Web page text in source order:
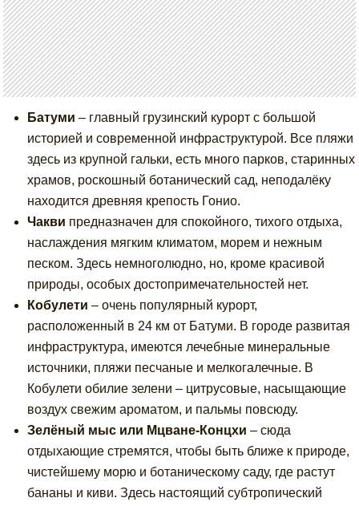
Батуми – главный грузинский курорт с большой
историей и современной инфраструктурой. Все пляжи
здесь из крупной гальки, есть много парков, старинных
храмов, роскошный ботанический сад, неподалёку
находится древняя крепость Гонио.
Чакви предназначен для спокойного, тихого отдыха,
наслаждения мягким климатом, морем и нежным
песком. Здесь немноголюдно, но, кроме красивой
природы, особых достопримечательностей нет.
Кобулети – очень популярный курорт,
расположенный в 24 км от Батуми. В городе развитая
инфраструктура, имеются лечебные минеральные
источники, пляжи песчаные и мелкогалечные. В
Кобулети обилие зелени – цитрусовые, насыщающие
воздух свежим ароматом, и пальмы повсюду.
Зелёный мыс или Мцване-Концхи – сюда
отдыхающие стремятся, чтобы быть ближе к природе,
чистейшему морю и ботаническому саду, где растут
бананы и киви. Здесь настоящий субтропический